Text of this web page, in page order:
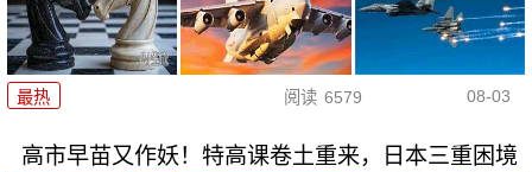
最热 阅读 6579 08-03
高市早苗又作妖！特高课卷土重来，日本三重困境